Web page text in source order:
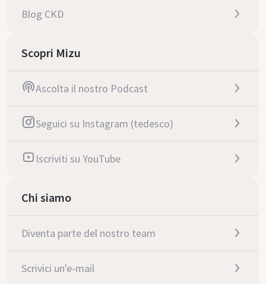
Blog CKD
Scopri Mizu
Ascolta il nostro Podcast
Seguici su Instagram (tedesco)
Iscriviti su YouTube
Chi siamo
Diventa parte del nostro team
Scrivici un'e-mail